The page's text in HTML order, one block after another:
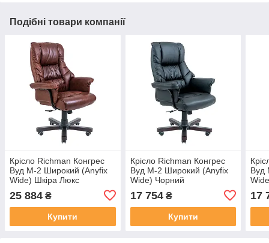
Подібні товари компанії
Крісло Richman Конгрес
Вуд M-2 Широкий (Anyfix
Wide) Шкіра Люкс
25 884 ₴
Купити
Крісло Richman Конгрес
Вуд M-2 Широкий (Anyfix
Wide) Чорний
17 754₴
Купити
Вуд
17